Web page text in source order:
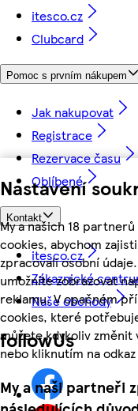
Nastavení
My a našich 18
cookies, abychom
zpracovali osobní
umožníte zobrazovat
reklamu. V opačném
cookies, které
můžete kdykoliv změnit
nebo kliknutím na
My a naši partneři
itesco.cz
Clubcard
Pomoc s prvním nákupem
Jak nakupovat
Registrace
Rezervace času
Oblíbené
Kontakt
itesco.cz
Zákaznické
Naše obchody
followUs